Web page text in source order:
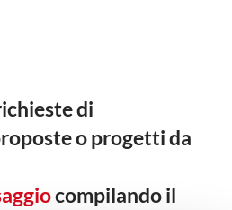
di
o progetti da
compilando il